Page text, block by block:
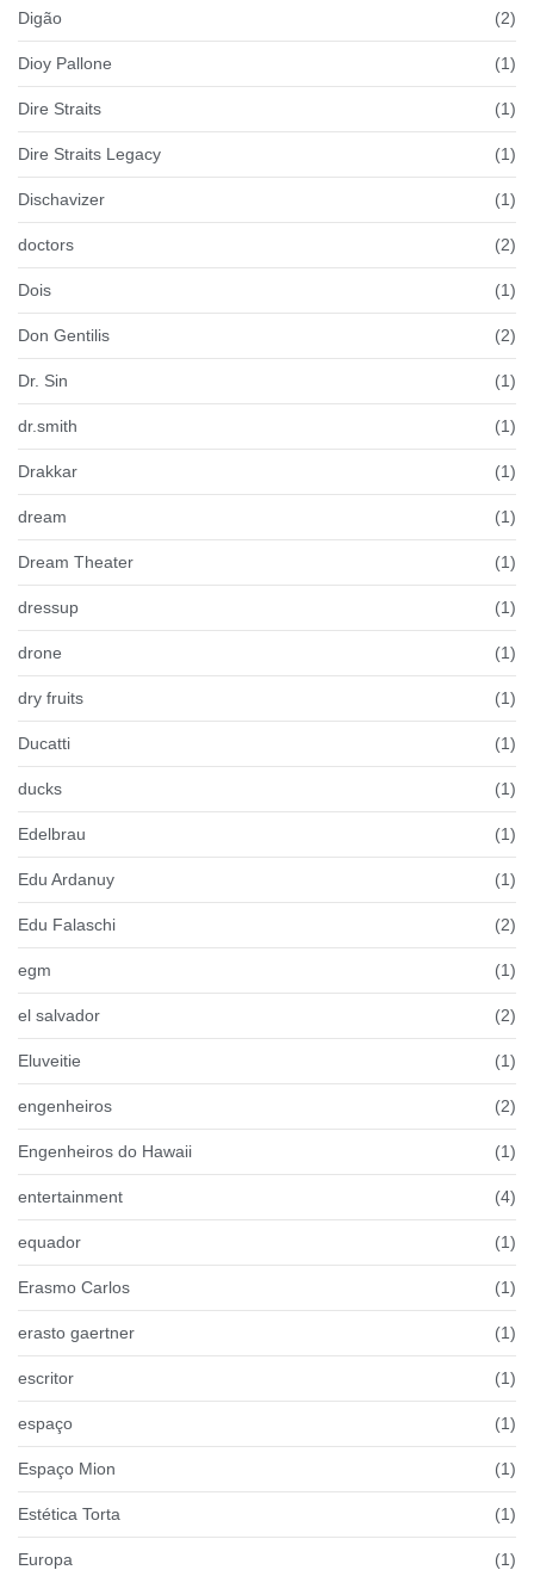
Digão (2)
Dioy Pallone (1)
Dire Straits (1)
Dire Straits Legacy (1)
Dischavizer (1)
doctors (2)
Dois (1)
Don Gentilis (2)
Dr. Sin (1)
dr.smith (1)
Drakkar (1)
dream (1)
Dream Theater (1)
dressup (1)
drone (1)
dry fruits (1)
Ducatti (1)
ducks (1)
Edelbrau (1)
Edu Ardanuy (1)
Edu Falaschi (2)
egm (1)
el salvador (2)
Eluveitie (1)
engenheiros (2)
Engenheiros do Hawaii (1)
entertainment (4)
equador (1)
Erasmo Carlos (1)
erasto gaertner (1)
escritor (1)
espaço (1)
Espaço Mion (1)
Estética Torta (1)
Europa (1)